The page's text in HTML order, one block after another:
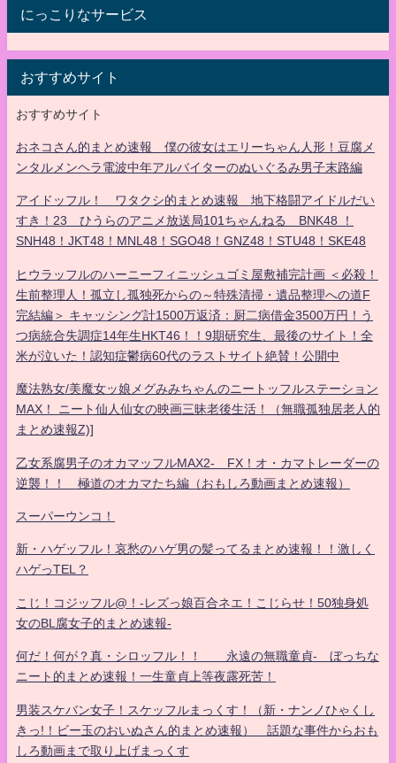
にっこりなサービス
おすすめサイト
おすすめサイト
おネコさん的まとめ速報 僕の彼女はエリーちゃん人形！豆腐メ
ンタルメンヘラ電波中年アルバイターのぬいぐるみ男子末路編
アイドッフル！ ワタクシ的まとめ速報 地下格闘アイドルだい
すき！23 ひうらのアニメ放送局101ちゃんねる BNK48 ！
SNH48！JKT48！MNL48！SGO48！GNZ48！STU48！SKE48
ヒウラッフルのハーニーフィニッシュゴミ屋敷補完計画 ＜必殺！
生前整理人！孤立し孤独死からの～特殊清掃・遺品整理への道F
完結編＞ キャッシング計1500万返済：厨二病借金3500万円！う
つ病統合失調症14年生HKT46！！9期研究生、最後のサイト！全
米が泣いた！認知症鬱病60代のラストサイト絶賛！公開中
魔法熟女/美魔女ッ娘メグみみちゃんのニートッフルステーション
MAX！ ニート仙人仙女の映画三昧老後生活！（無職孤独居老人的
まとめ速報Z)]
乙女系腐男子のオカマッフルMAX2- FX！オ・カマトレーダーの
逆襲！！ 極道のオカマたち編（おもしろ動画まとめ速報）
スーパーウンコ！
新・ハゲッフル！哀愁のハゲ男の髪ってるまとめ速報！！激しく
ハゲっTEL？
こじ！コジッフル@！-レズっ娘百合ネエ！こじらせ！50独身処
女のBL腐女子的まとめ速報-
何だ！何が？真・シロッフル！！ 永遠の無職童貞- ぼっちな
ニート的まとめ速報！一生童貞上等夜露死苦！
男装スケバン女子！スケッフルまっくす！（新・ナンノひゃくし
きっ!！ビー玉のおいぬさん的まとめ速報） 話題な事件からおも
しろ動画まで取り上げまっくす